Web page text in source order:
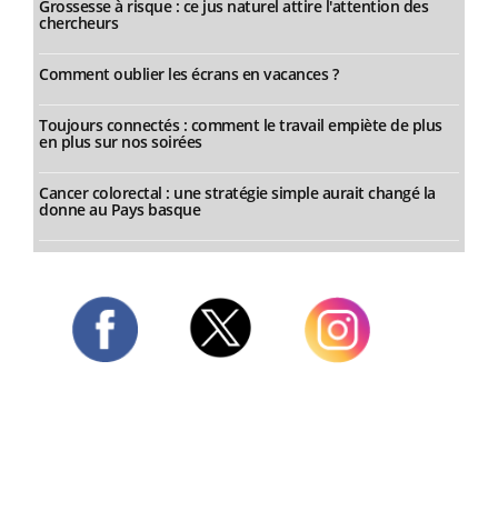
Grossesse à risque : ce jus naturel attire l'attention des
chercheurs
Comment oublier les écrans en vacances ?
Toujours connectés : comment le travail empiète de plus
en plus sur nos soirées
Cancer colorectal : une stratégie simple aurait changé la
donne au Pays basque